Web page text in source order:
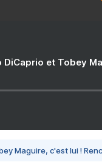
DiCaprio et Tobey
Maguire, c'est lui !